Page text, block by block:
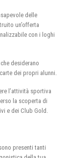
delle
un’offerta
con i loghi
desiderano
dei propri alunni.
l’attività sportiva
la scoperta di
e dei Club Gold.
presenti tanti